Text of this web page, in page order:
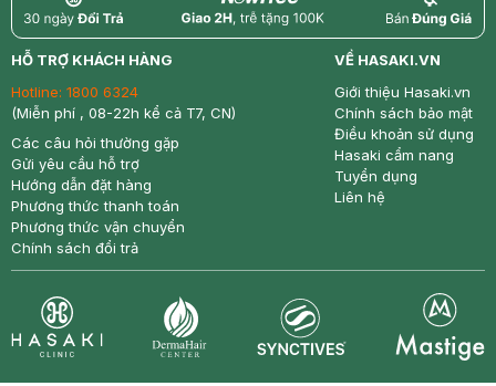
return nowfree price
HỖ TRỢ KHÁCH HÀNG
Hotline: 1800 6324
(Miễn phí , 08-22h kể cả T7, CN)
Các câu hỏi thường gặp
Gửi yêu cầu hỗ trợ
Hướng dẫn đặt hàng
Phương thức thanh toán
Phương thức vận chuyển
Chính sách đổi trả
VỀ HASAKI.VN
Giới thiệu Hasaki.vn
Chính sách bảo mật
Điều khoản sử dụng
Hasaki cẩm nang
Tuyển dụng
Liên hệ